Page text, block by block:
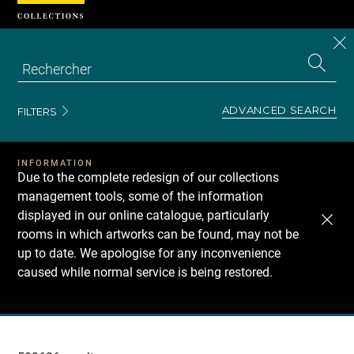
FILTERS ADVANCED SEARCH
INFORMATION
Due to the complete redesign of our collections
management tools, some of the information
displayed in our online catalogue, particularly
rooms in which artworks can be found, may not be
up to date. We apologise for any inconvenience
caused while normal service is being restored.
Recherche
Cookies management panel